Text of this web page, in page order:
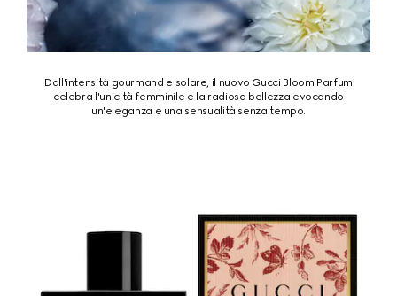
Dall'intensità gourmand e solare, il nuovo Gucci Bloom Parfum
celebra l'unicità femminile e la radiosa bellezza evocando
un'eleganza e una sensualità senza tempo.